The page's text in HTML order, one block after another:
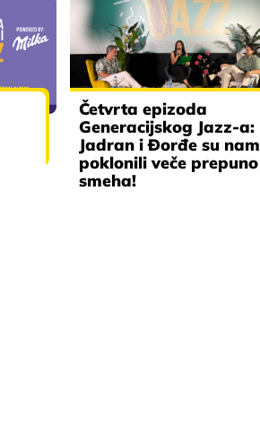
Četvrta epizoda
Generacijskog Jazz-a:
Jadran i Đorđe su nam
poklonili veče prepuno
smeha!